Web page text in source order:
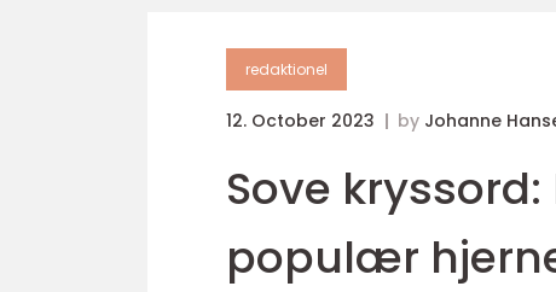
redaktionel
12. October 2023 by Johanne
Sove
populær